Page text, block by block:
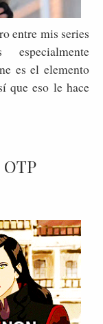
entre mis series
es el elemento
que eso le hace